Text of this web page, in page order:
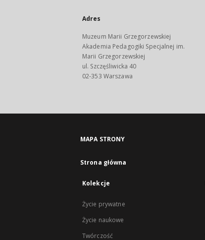
Adres
Muzeum Marii Grzegorzewskiej
Akademia Pedagogiki Specjalnej im.
Marii Grzegorzewskiej
ul. Szczęśliwicka 40
02-353 Warszawa
MAPA STRONY
Strona główna
Kolekcje
Życie prywatne
Życie naukowe
Twórczość